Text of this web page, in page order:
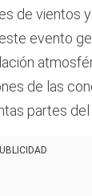
de vientos
evento
de las
partes del